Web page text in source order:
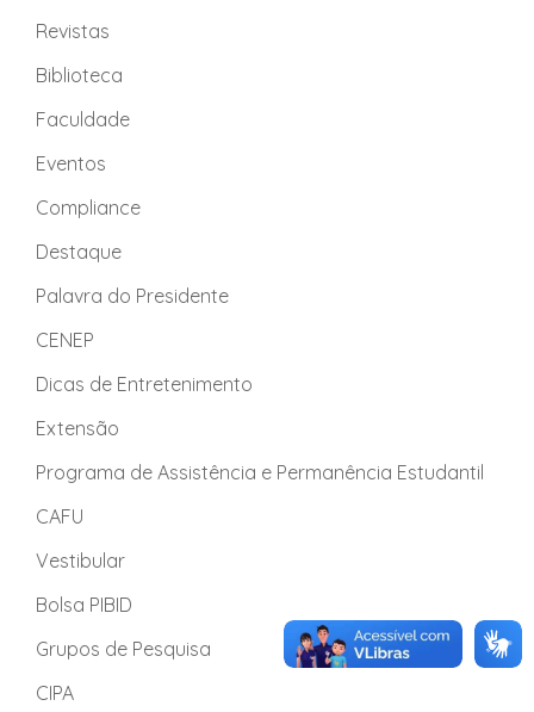
Revistas
Biblioteca
Faculdade
Eventos
Compliance
Destaque
Palavra do Presidente
CENEP
Dicas de Entretenimento
Extensão
Programa de Assistência e Permanência Estudantil
CAFU
Vestibular
Bolsa PIBID
Grupos de Pesquisa
CIPA